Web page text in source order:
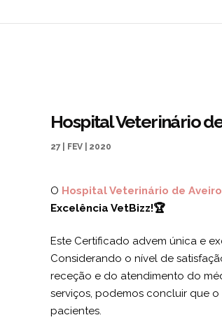
Hospital Veterinário
27 | FEV | 2020
O Hospital Veterinário de Aveiro
Excelência VetBizz!🏆
Este Certificado advem única e
Considerando o nível de
receção e do atendimento do
serviços, podemos concluir que
pacientes.